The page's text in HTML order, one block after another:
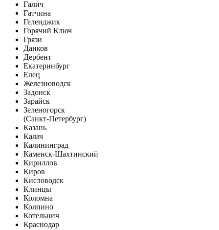
Галич
Гатчина
Геленджик
Горячий Ключ
Грязи
Данков
Дербент
Екатеринбург
Елец
Железноводск
Задонск
Зарайск
Зеленогорск
(Санкт-Петербург)
Казань
Калач
Калининград
Каменск-Шахтинский
Кириллов
Киров
Кисловодск
Клинцы
Коломна
Колпино
Котельнич
Краснодар